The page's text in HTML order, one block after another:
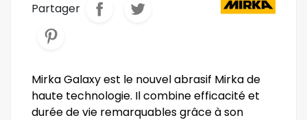
Partager
Mirka Galaxy est le nouvel abrasif Mirka de
haute technologie. Il combine efficacité et
durée de vie remarquables grâce à son